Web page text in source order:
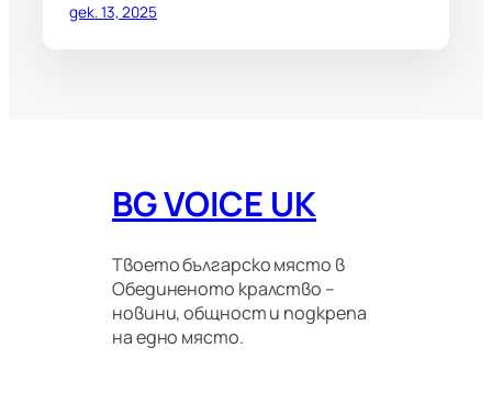
дек. 13, 2025
BG VOICE UK
Твоето българско място в
Обединеното кралство –
новини, общност и подкрепа
на едно място.